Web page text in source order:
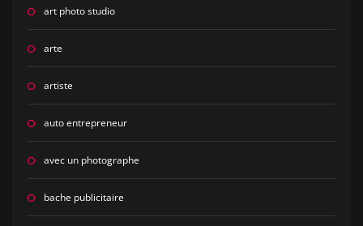
art photo studio
arte
artiste
auto entrepreneur
avec un photographe
bache publicitaire